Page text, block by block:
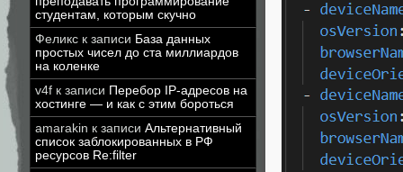
студентам, которым скучно
Феликс к записи База данных
простых чисел до ста миллиардов
на коленке
v4f к записи Перебор IP-адресов на
хостинге — и как с этим бороться
amarakin к записи Альтернативный
список заблокированных в РФ
ресурсов Re:filter